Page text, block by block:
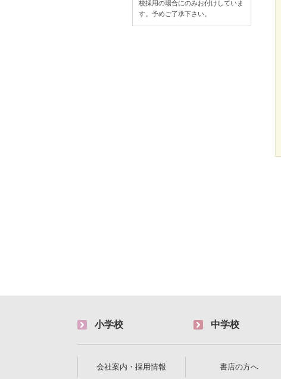
校採用の場合にのみお付けしていま
す。予めご了承下さい。
小学校 中学校
会社案内・採用情報 書店の方へ